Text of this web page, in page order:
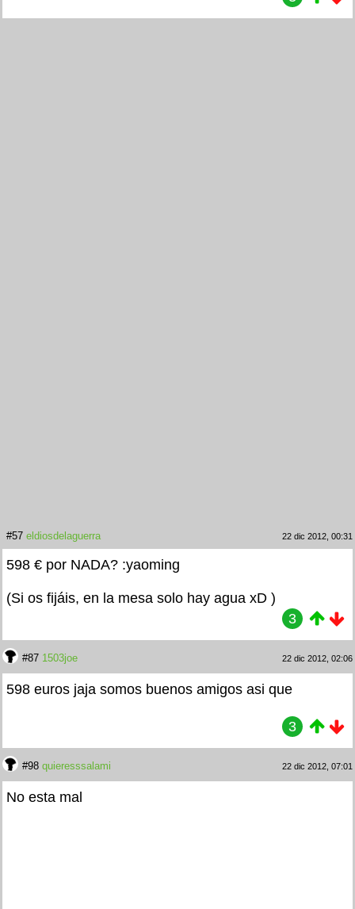
#57 eldiosdelaguerra 22 dic 2012, 00:31
598 € por NADA? :yaoming
(Si os fijáis, en la mesa solo hay agua xD )
3
#87 1503joe 22 dic 2012, 02:06
598 euros jaja somos buenos amigos asi que
3
#98 quieresssalami 22 dic 2012, 07:01
No esta mal